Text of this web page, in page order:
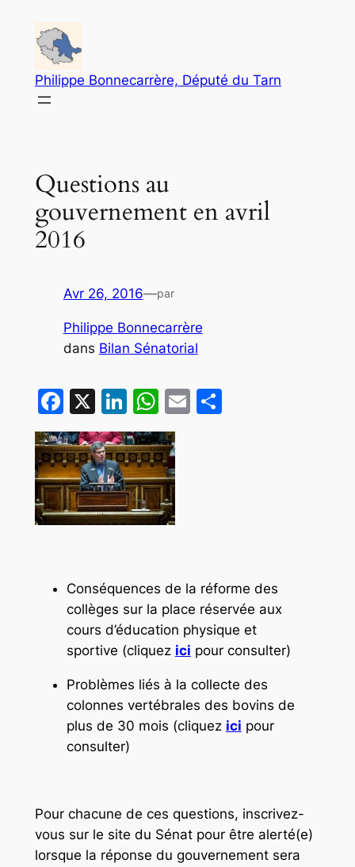
contenu
Philippe Bonnecarrère, Député du Tarn
Questions au
gouvernement en avril
2016
Avr 26, 2016—par
Philippe Bonnecarrère
dans Bilan Sénatorial
Facebook
X LinkedIn
WhatsApp
EmailPartager
Conséquences de la réforme des
collèges sur la place réservée aux
cours d’éducation physique et
sportive (cliquez ici pour consulter)
Problèmes liés à la collecte des
colonnes vertébrales des bovins de
plus de 30 mois (cliquez ici pour
consulter)
Pour chacune de ces questions, inscrivez-
vous sur le site du Sénat pour être alerté(e)
lorsque la réponse du gouvernement sera